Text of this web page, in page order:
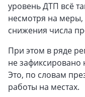
уровень ДТП всё
несмотря на
снижения числа
При этом в ряде
не зафиксировано
Это, по словам
работы на местах.